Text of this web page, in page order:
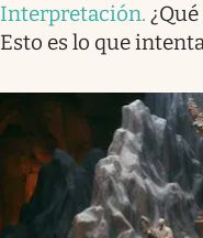
Interpretación.
Esto es lo que